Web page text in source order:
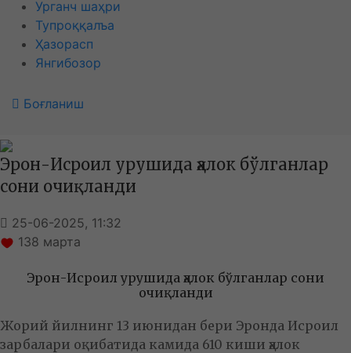
Урганч шаҳри
Тупроққалъа
Ҳазорасп
Янгибозор
Боғланиш
Эрон-Исроил урушида ҳалок бўлганлар
сони очиқланди
25-06-2025, 11:32
138 марта
Эрон-Исроил урушида ҳалок бўлганлар сони
очиқланди
Жорий йилнинг 13 июнидан бери Эронда Исроил
зарбалари оқибатида камида 610 киши ҳалок